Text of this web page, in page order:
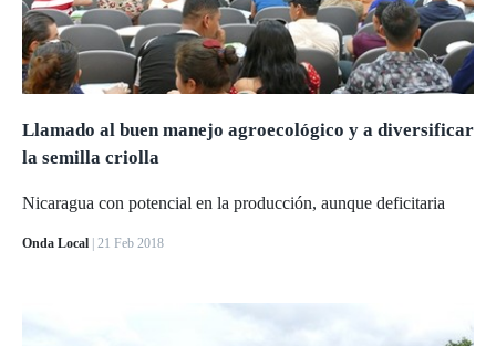
Llamado al buen manejo agroecológico y a diversificar
la semilla criolla
Nicaragua con potencial en la producción, aunque deficitaria
Onda Local | 21 Feb 2018